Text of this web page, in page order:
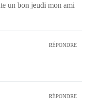
un bon jeudi mon ami
RÉPONDRE
RÉPONDRE